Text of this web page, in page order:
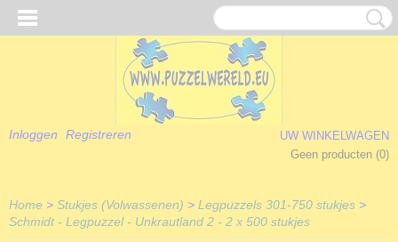
Inloggen Registreren
UW WINKELWAGEN
Geen producten (0)
Home > Stukjes (Volwassenen) > Legpuzzels 301-750 stukjes >
Schmidt - Legpuzzel - Unkrautland 2 - 2 x 500 stukjes